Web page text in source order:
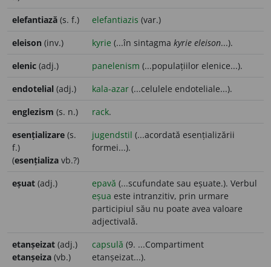
elefantiază (s. f.) elefantiazis (var.)
eleison (inv.) kyrie (...în sintagma kyrie eleison...).
elenic (adj.) panelenism (...populațiilor elenice...).
endotelial (adj.) kala-azar (...celulele endoteliale...).
englezism (s. n.) rack.
esențializare (s.
f.)
(esențializa vb.?)
jugendstil (...acordată esențializării
formei...).
eșuat (adj.) epavă (...scufundate sau eșuate.). Verbul
eșua este intranzitiv, prin urmare
participiul său nu poate avea valoare
adjectivală.
etanșeizat (adj.)
etanșeiza (vb.)
capsulă (9. ...Compartiment
etanșeizat...).